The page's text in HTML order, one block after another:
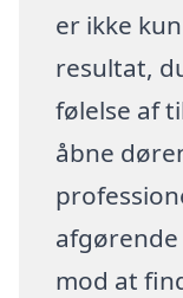
er ikke
resultat,
følelse af
åbne
mod at